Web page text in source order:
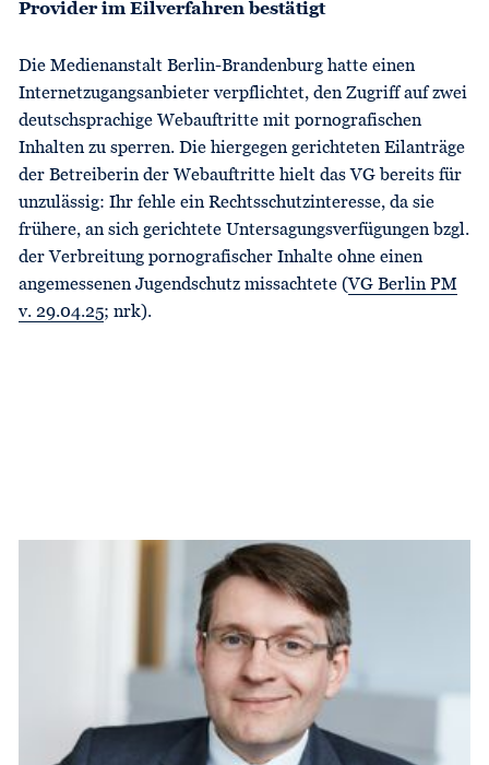
Provider im Eilverfahren bestätigt
Die Medienanstalt Berlin-Brandenburg hatte einen
Internetzugangsanbieter verpflichtet, den Zugriff auf zwei
deutschsprachige Webauftritte mit pornografischen
Inhalten zu sperren. Die hiergegen gerichteten Eilanträge
der Betreiberin der Webauftritte hielt das VG bereits für
unzulässig: Ihr fehle ein Rechtsschutzinteresse, da sie
frühere, an sich gerichtete Untersagungsverfügungen bzgl.
der Verbreitung pornografischer Inhalte ohne einen
angemessenen Jugendschutz missachtete (VG Berlin PM
v. 29.04.25; nrk).